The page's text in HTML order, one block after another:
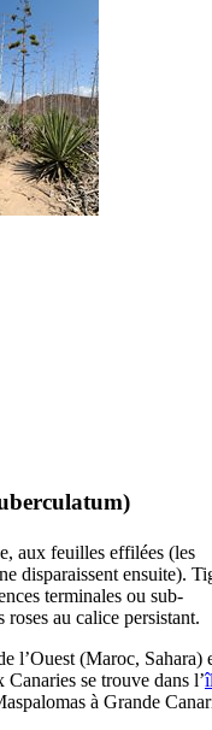
)
aux feuilles effilées (les
disparaissent ensuite).
terminales ou sub-
au calice persistant.
l’Ouest (Maroc, Sahara)
se trouve dans l’
à Grande